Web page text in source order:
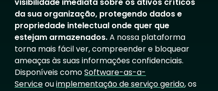
visibilidade imediata sobre os ativos críticos
da sua organização, protegendo dados e
propriedade intelectual onde quer que
estejam armazenados.A nossa plataforma
torna mais fácil ver, compreender e bloquear
ameaças às suas informações confidenciais.
Disponíveis comoSoftware-as-a-
Serviceouimplementação de serviço gerido, os